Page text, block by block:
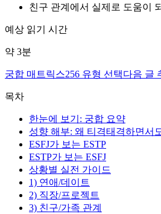
친구 관계에서 실제로 도움이
예상 읽기 시간
약 3분
궁합 매트릭스256 유형 선택다음 글
목차
한눈에 보기: 궁합 요약
성향 해부: 왜 티격태격하면서
ESFJ가 보는 ESTP
ESTP가 보는 ESFJ
상황별 실전 가이드
1) 연애/데이트
2) 직장/프로젝트
3) 친구/가족 관계